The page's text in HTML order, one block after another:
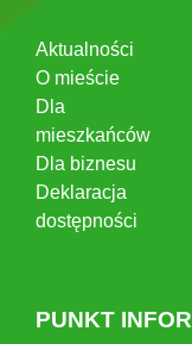
Aktualności
O mieście
Dla
mieszkańców
Dla biznesu
Deklaracja
dostępności
PUNKT